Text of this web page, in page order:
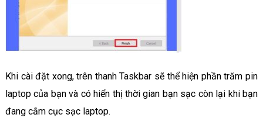
Khi cài đặt xong, trên thanh Taskbar sẽ thể hiện phần trăm pin
laptop của bạn và có hiển thị thời gian bạn sạc còn lại khi bạn
đang cắm cục sạc laptop.